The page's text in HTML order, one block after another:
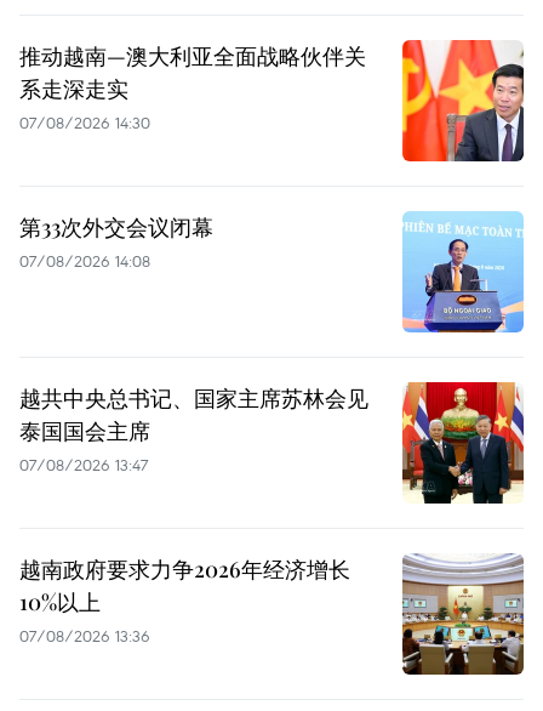
推动越南—澳大利亚全面战略伙伴关
系走深走实
07/08/2026 14:30
第33次外交会议闭幕
07/08/2026 14:08
越共中央总书记、国家主席苏林会见
泰国国会主席
07/08/2026 13:47
越南政府要求力争2026年经济增长
10%以上
07/08/2026 13:36